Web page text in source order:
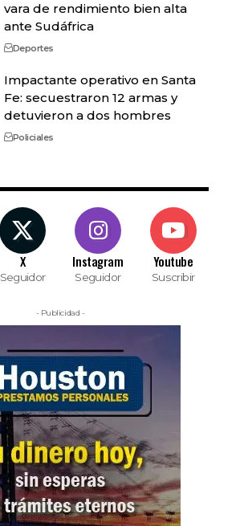
vara de rendimiento bien alta
ante Sudáfrica
Deportes
Impactante operativo en Santa
Fe: secuestraron 12 armas y
detuvieron a dos hombres
Policiales
X
Seguidor
Instagram
Seguidor
Youtube
Suscribir
- Publicidad -